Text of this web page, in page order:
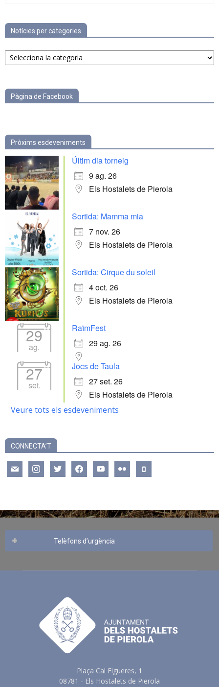
Notícies per categories
Notícies
per
Pàgina de Facebook
Pròxims esdeveniments
Últim dia torneig
9 ag. 26
Els Hostalets de Pierola
Sortida: Mamma mia
7 nov. 26
Els Hostalets de Pierola
Sortida: Cirque du soleil
4 oct. 26
Els Hostalets de Pierola
29
ag.
RaïmFest
29 ag. 26
27
set.
Jocs de Taula
27 set. 26
Els Hostalets de Pierola
Veure tots els esdeveniments
CONNECTA’T
mail instagramtwitter facebookyoutube flickr mobile
Telèfons d’urgència
Plaça Cal Figueres, 1
08781 - Els Hostalets de Pierola